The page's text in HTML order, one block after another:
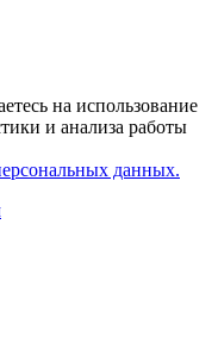
на использование
и анализа работы
данных.